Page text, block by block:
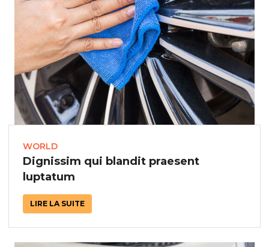
WORLD
Dignissim qui blandit praesent
luptatum
LIRE LA SUITE